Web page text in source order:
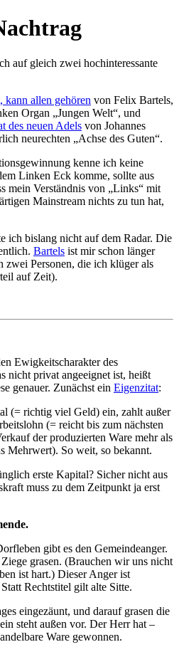
auf gleich zwei hochinteressante
kann allen gehören von Felix Bartels,
Organ „Jungen Welt“, und
des neuen Adels von Johannes
neurechten „Achse des Guten“.
kenne ich keine
Linken Eck komme, sollte aus
mein Verständnis von „Links“ mit
Mainstream nichts zu tun hat,
ich bislang nicht auf dem Radar. Die
Bartels ist mir schon länger
zwei Personen, die ich klüger als
auf Zeit).
Ewigkeitscharakter des
nicht privat angeeignet ist, heißt
genauer. Zunächst ein Eigenzitat:
(= richtig viel Geld) ein, zahlt außer
(= reicht bis zum nächsten
der produzierten Ware mehr als
Mehrwert). So weit, so bekannt.
erste Kapital? Sicher nicht aus
muss zu dem Zeitpunkt ja erst
gibt es den Gemeindeanger.
grasen. (Brauchen wir uns nicht
ist hart.) Dieser Anger ist
Rechtstitel gilt alte Sitte.
eingezäunt, und darauf grasen die
steht außen vor. Der Herr hat –
Ware gewonnen.